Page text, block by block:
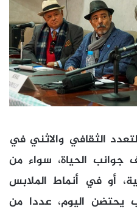
الثقافي والاثني في
الحياة، سواء من
أو في أنماط الملابس
يحتضن اليوم، عددا من